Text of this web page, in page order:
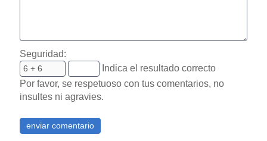
Seguridad:
Indica el resultado correcto
Por favor, se respetuoso con tus comentarios, no
insultes ni agravies.